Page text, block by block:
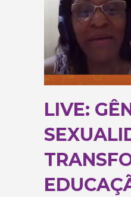
LIVE: